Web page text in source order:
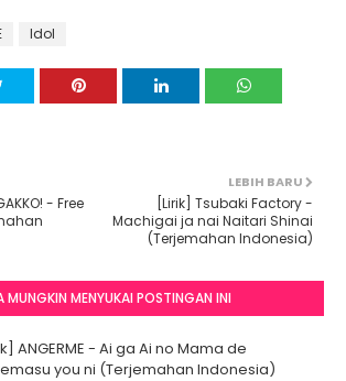
Idol
LEBIH BARU
[Lirik] Tsubaki Factory -
Machigai ja nai Naitari Shinai
(Terjemahan Indonesia)
- Free
MUNGKIN MENYUKAI POSTINGAN INI
ANGERME - Ai ga Ai no Mama de
you ni (Terjemahan Indonesia)